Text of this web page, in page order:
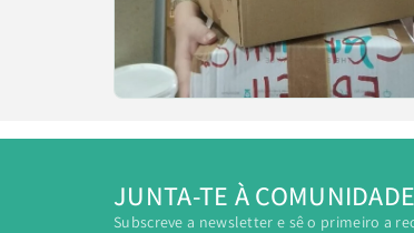
JUNTA-TE À
Subscreve a newsletter e sê o primeiro a